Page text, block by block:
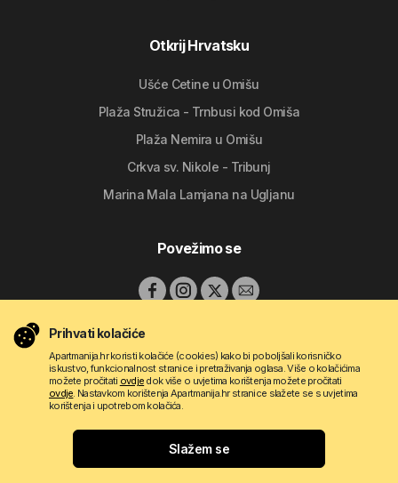
Gdje se želite odmoriti?
Otkrij Hrvatsku
Ušće Cetine u Omišu
Plaža Stružica - Trnbusi kod Omiša
Plaža Nemira u Omišu
Crkva sv. Nikole - Tribunj
Marina Mala Lamjana na Ugljanu
Povežimo se
Pravila korištenja
Prihvati kolačiće
Apartmanija.hr koristi kolačiće (cookies) kako bi poboljšali korisničko
iskustvo, funkcionalnost stranice i pretraživanja oglasa. Više o kolačićima
možete pročitati ovdje dok više o uvjetima korištenja možete pročitati
ovdje. Nastavkom korištenja Apartmanija.hr stranice slažete se s uvjetima
korištenja i upotrebom kolačića.
Slažem se